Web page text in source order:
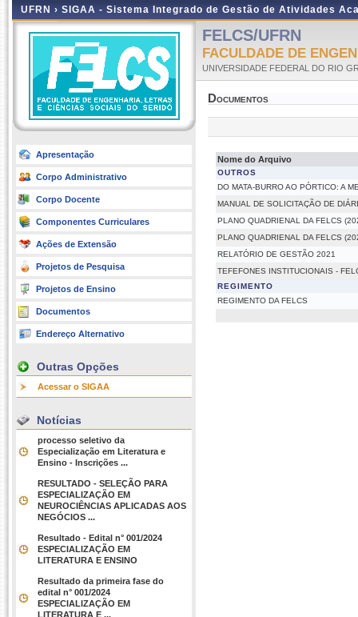
UFRN › SIGAA - Sistema Integrado de Gestão de Atividades
Apresentação
Corpo Administrativo
Corpo Docente
Componentes Curriculares
Ações de Extensão
Projetos de Pesquisa
Projetos de Ensino
Documentos
Endereço Alternativo
Outras Opções
Acessar o SIGAA
Notícias
processo seletivo da
Especialização em Literatura e
Ensino - Inscrições ...
RESULTADO - SELEÇÃO PARA
ESPECIALIZAÇÃO EM
NEUROCIÊNCIAS APLICADAS AOS
NEGÓCIOS ...
Resultado - Edital n° 001/2024
ESPECIALIZAÇÃO EM
LITERATURA E ENSINO
Resultado da primeira fase do
edital n° 001/2024
ESPECIALIZAÇÃO EM
LITERATURA E ...
FELCS/UFRN
FACULDADE DE
UNIVERSIDADE FEDERAL DO RIO
Documentos
Nome do Arquivo
OUTROS
DO MATA-BURRO AO PÓRTICO: A
MANUAL DE SOLICITAÇÃO DE
PLANO QUADRIENAL DA FELCS
PLANO QUADRIENAL DA FELCS
RELATÓRIO DE GESTÃO 2021
TEFEFONES INSTITUCIONAIS -
REGIMENTO
REGIMENTO DA FELCS